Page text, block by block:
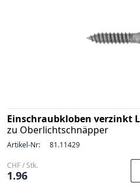
Einschraubkloben verzinkt
zu Oberlichtschnäpper
Artikel-Nr: 81.11429
CHF / Stk.
1.96